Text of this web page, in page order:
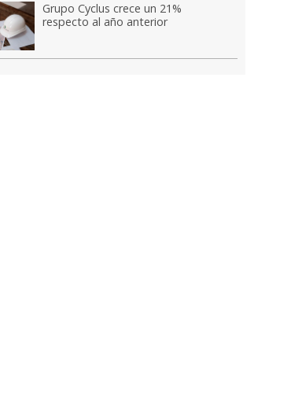
Grupo Cyclus crece un 21%
respecto al año anterior